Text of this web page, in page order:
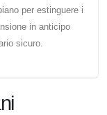
per estinguere i
in anticipo
sicuro.